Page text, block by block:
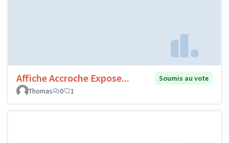
Affiche Accroche Expose...
Soumis au vote
Thomas
0 1